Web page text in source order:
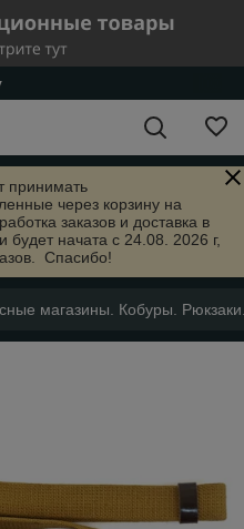
принимать
через корзину на
заказов и доставка в
будет начата с 24.08. 2026 г,
Спасибо!
магазины. Кобуры.